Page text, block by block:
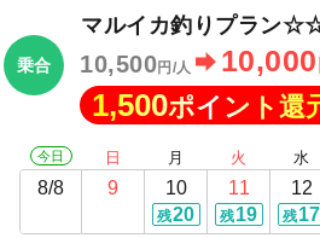
乗合
マルイカ釣りプラン
10,500円/人 10,000
1,500ポイント還
今日
8/8
日
9
月
10
残20
火
11
残19
水
12
残17